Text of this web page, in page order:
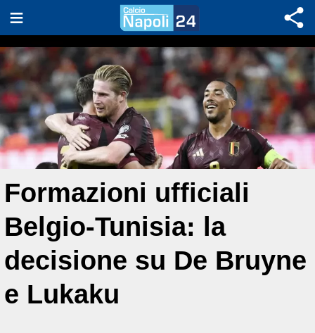
Formazioni ufficiali
Belgio-Tunisia: la
decisione su De Bruyne
e Lukaku